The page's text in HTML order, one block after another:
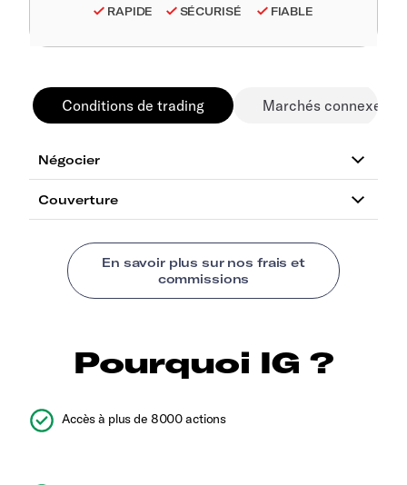
RAPIDE SÉCURISÉ FIABLE
Conditions de trading Marchés connexes
Pourquoi IG ?
Accès à plus de 8000 actions